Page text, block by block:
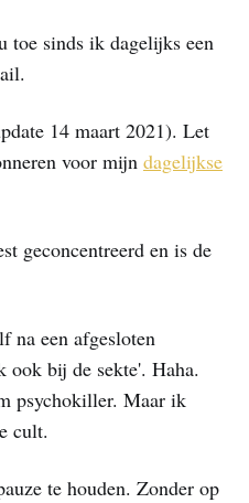
sinds ik dagelijks een
14 maart 2021). Let
voor mijn dagelijkse
geconcentreerd en is de
na een afgesloten
ook bij de sekte'. Haha.
psychokiller. Maar ik
cult.
te houden. Zonder op